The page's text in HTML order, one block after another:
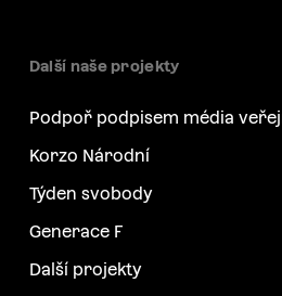
Další naše projekty
Podpoř podpisem média
Korzo Národní
Týden svobody
Generace F
Další projekty